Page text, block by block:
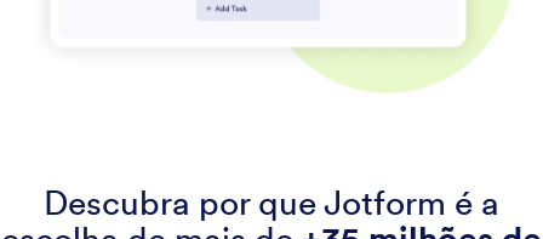
Descubra por que Jotform é a